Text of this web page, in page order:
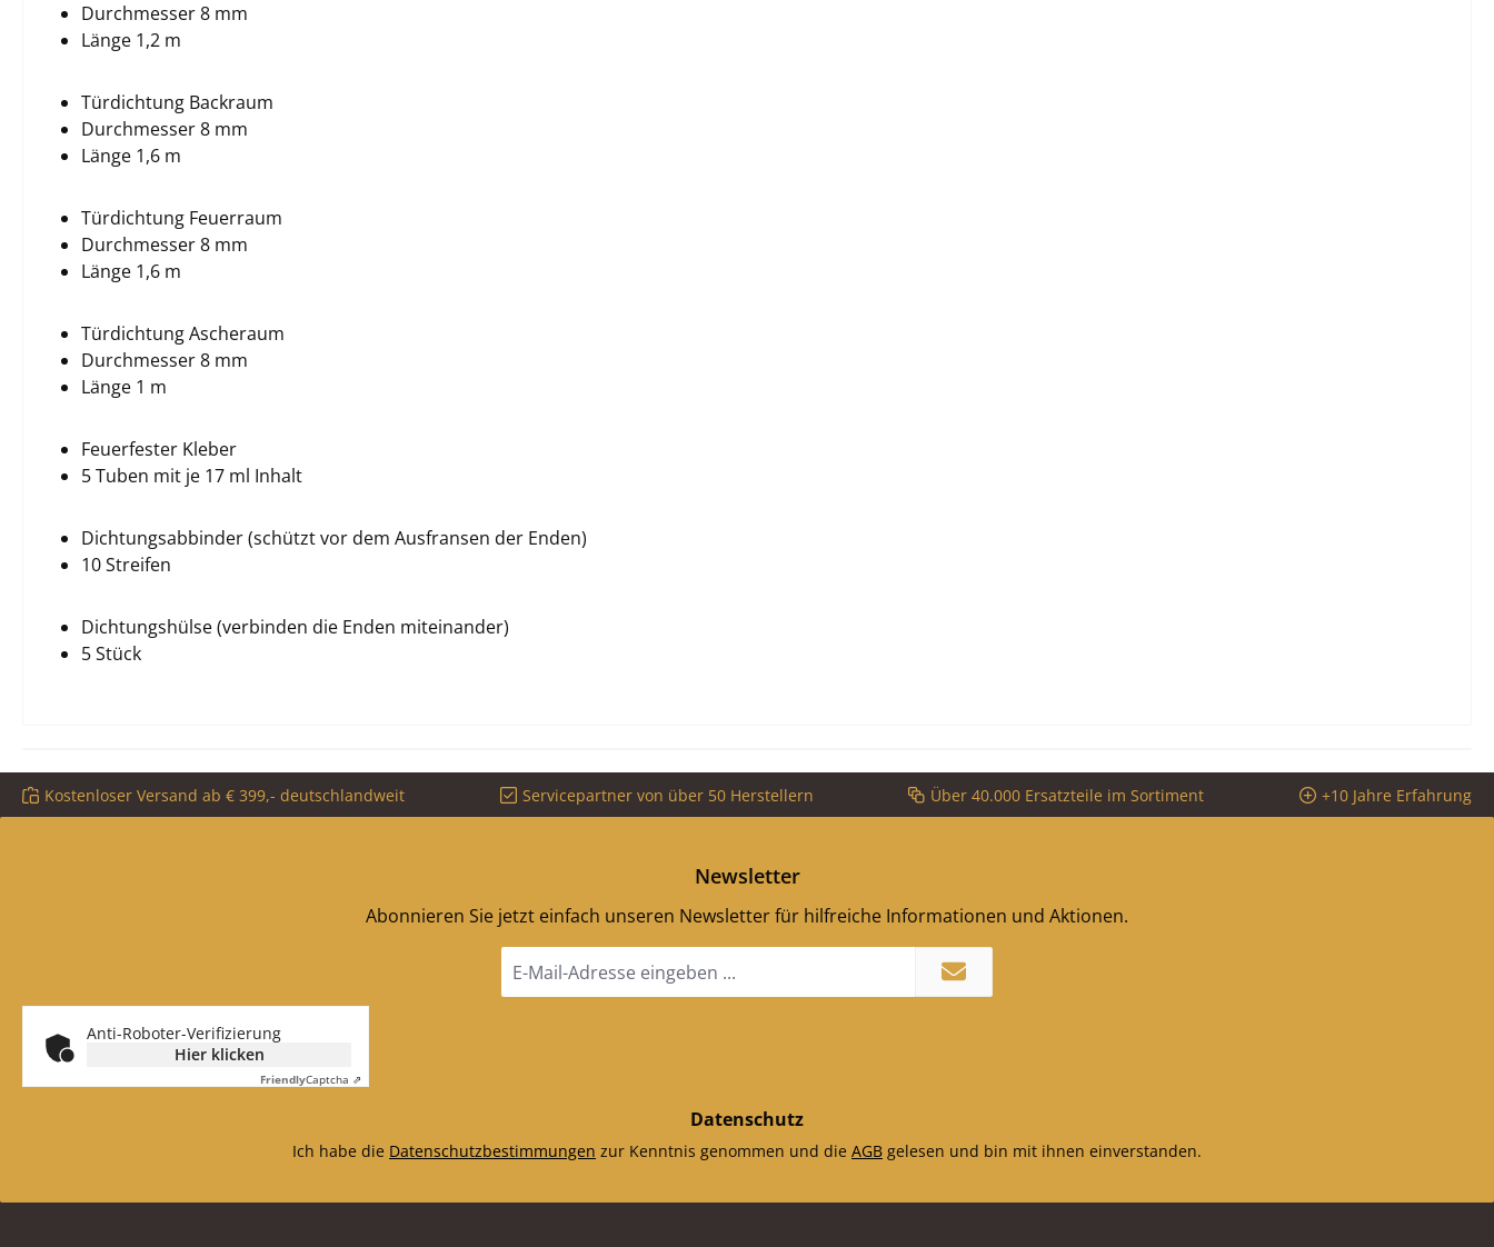
Durchmesser 8 mm
Länge 1,2 m
Türdichtung Backraum
Durchmesser 8 mm
Länge 1,6 m
Türdichtung Feuerraum
Durchmesser 8 mm
Länge 1,6 m
Türdichtung Ascheraum
Durchmesser 8 mm
Länge 1 m
Feuerfester Kleber
5 Tuben mit je 17 ml Inhalt
Dichtungsabbinder (schützt vor dem Ausfransen der Enden)
10 Streifen
Dichtungshülse (verbinden die Enden miteinander)
5 Stück
Kostenloser Versand ab € 399,- deutschlandweit Servicepartner von über 50 Herstellern Über 40.000 Ersatzteile im Sortiment +10 Jahre Erfahrung
Newsletter
Abonnieren Sie jetzt einfach unseren Newsletter für hilfreiche Informationen und Aktionen.
Mail-
Anti-Roboter-Verifizierung
Hier klicken
FriendlyCaptcha ⇗
Datenschutz
Ich habe die Datenschutzbestimmungen zur Kenntnis genommen und die AGB gelesen und bin mit ihnen einverstanden.